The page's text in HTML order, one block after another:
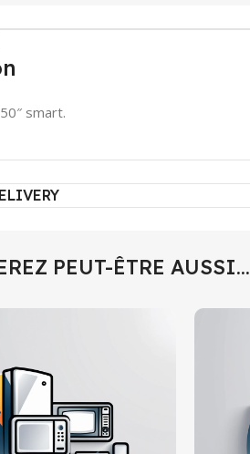
smart.
PEUT-ÊTRE AUSSI…